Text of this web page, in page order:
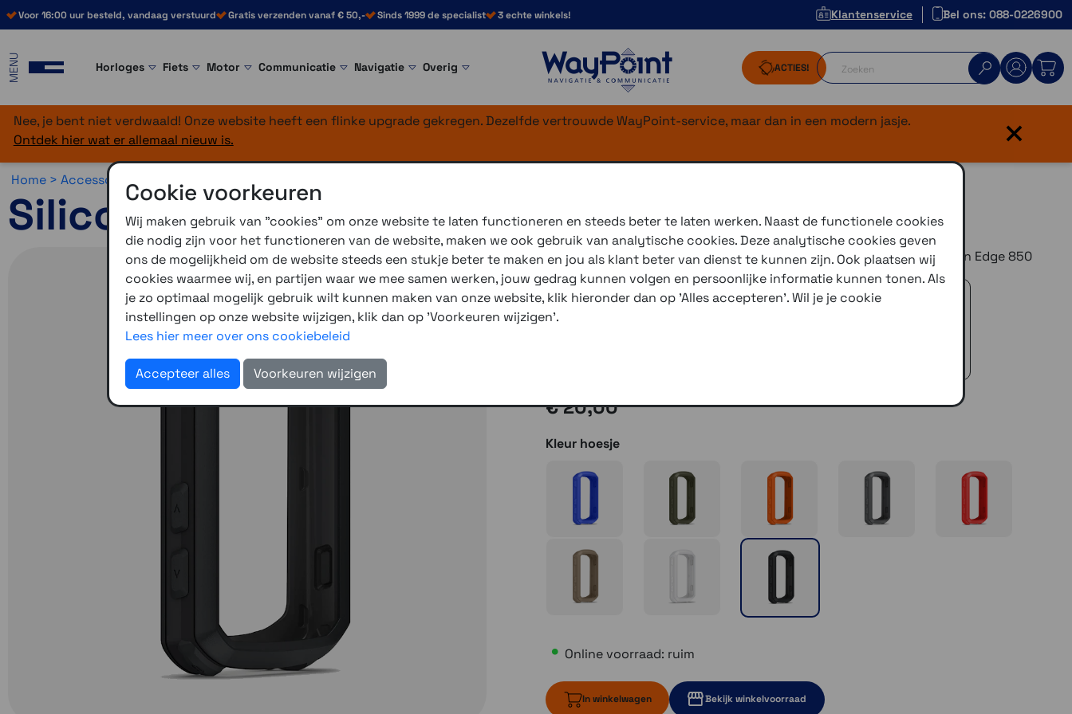
Voor 16:00 uur besteld, vandaag verstuurd Gratis verzenden vanaf € 50,- Sinds 1999 de specialist 3 echte winkels! Klantenservice Bel ons: 088-0226900
MENU Horloges Fiets Motor Communicatie Navigatie Overig ACTIES!
Nee, je bent niet verdwaald! Onze website heeft een flinke upgrade gekregen. Dezelfde vertrouwde WayPoint-service, maar dan in een modern jasje.
Ontdek hier wat er allemaal nieuw is.
×
Home > Accessoires >
Siliconenhoes Edge 550-850 zwart
Siliconen beschermrand geschikt voor de Garmin Edge 550 en Garmin Edge 850
3 winkels voor uitleg en advies!
voor 16.00 uur besteld, zelfde dag verstuurd (indien voorradig)
€ 20,00
Kleur hoesje
Online voorraad: ruim
In winkelwagen Bekijk winkelvoorraad
Cookie voorkeuren
Wij maken gebruik van "cookies" om onze website te laten functioneren en steeds beter te laten werken. Naast de functionele cookies
die nodig zijn voor het functioneren van de website, maken we ook gebruik van analytische cookies. Deze analytische cookies geven
ons de mogelijkheid om de website steeds een stukje beter te maken en jou als klant beter van dienst te kunnen zijn. Ook plaatsen wij
cookies waarmee wij, en partijen waar we mee samen werken, jouw gedrag kunnen volgen en persoonlijke informatie kunnen tonen. Als
je zo optimaal mogelijk gebruik wilt kunnen maken van onze website, klik hieronder dan op 'Alles accepteren'. Wil je je cookie
instellingen op onze website wijzigen, klik dan op 'Voorkeuren wijzigen'.
Lees hier meer over ons cookiebeleid
Accepteer alles Voorkeuren wijzigen